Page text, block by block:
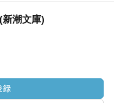
潮文庫)